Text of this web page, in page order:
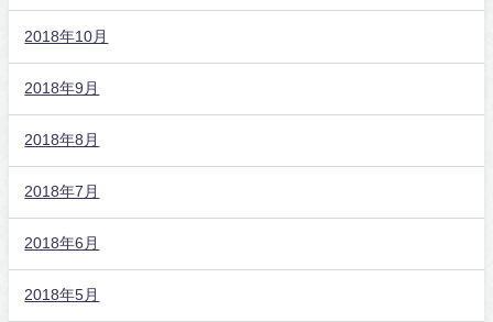
2018年10月
2018年9月
2018年8月
2018年7月
2018年6月
2018年5月